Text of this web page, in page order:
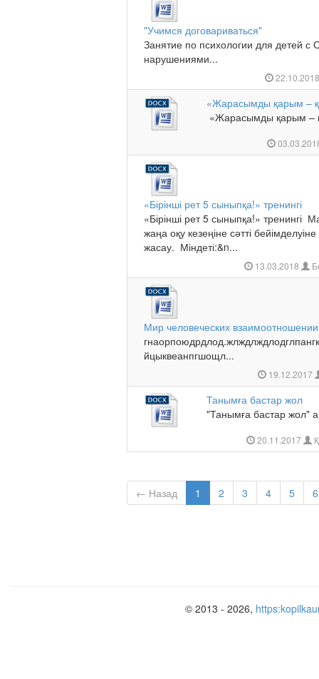
"Учимся договариваться"
Занятие по психологии для детей с
нарушениями...
«Жарасымды қарым –
«Жарасымды қарым –
«Бірінші рет 5 сыныпқа!» тренингі
«Бірінші рет 5 сыныпқа!»
жаңа оқу кезеңіне сәтті
жасау. Міндеті:&n...
13.03.2018
Мир человеческих взаимоотношении
йцыквеанпгшощл...
19.12.2017
Танымға бастар жол
"Танымға бастар жол"
20.11.2017
← Назад 1 2 3 4 5 6
© 2013 - 2026,